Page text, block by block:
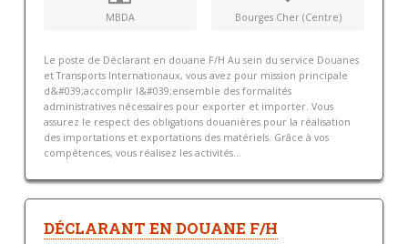
MBDA Bourges Cher (Centre)
Le poste de Déclarant en douane F/H Au sein du service Douanes
et Transports Internationaux, vous avez pour mission principale
d&#039;accomplir l&#039;ensemble des formalités
administratives nécessaires pour exporter et importer. Vous
assurez le respect des obligations douanières pour la réalisation
des importations et exportations des matériels. Grâce à vos
compétences, vous réalisez les activités...
DÉCLARANT EN DOUANE F/H